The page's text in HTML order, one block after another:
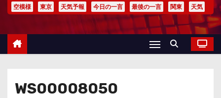
空模様 東京 天気予報 今日の一言 最後の一言 関東 天気
WS00008050